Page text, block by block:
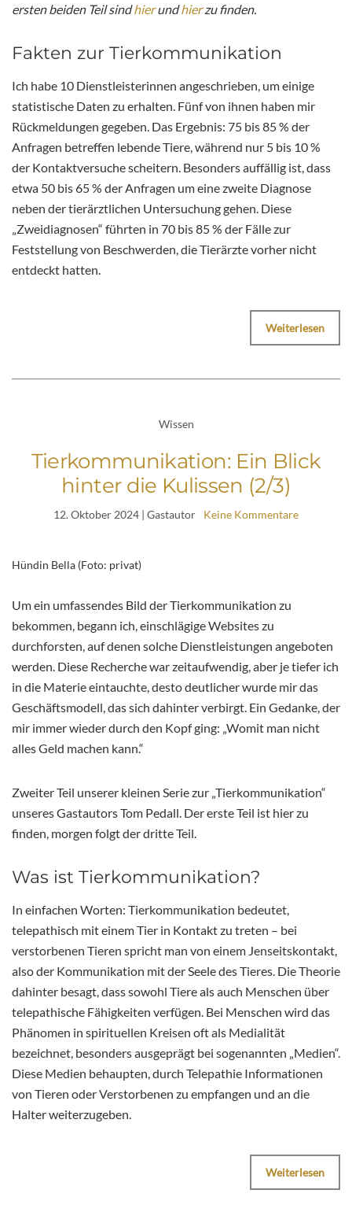
ersten beiden Teil sindhierundhierzu finden.
Fakten zur Tierkommunikation
Ich habe 10 Dienstleisterinnen angeschrieben, um einige
statistische Daten zu erhalten. Fünf von ihnen haben mir
Rückmeldungen gegeben. Das Ergebnis: 75 bis 85 % der
Anfragen betreffen lebende Tiere, während nur 5 bis 10 %
der Kontaktversuche scheitern. Besonders auffällig ist, dass
etwa 50 bis 65 % der Anfragen um eine zweite Diagnose
neben der tierärztlichen Untersuchung gehen. Diese
„Zweidiagnosen“ führten in 70 bis 85 % der Fälle zur
Feststellung von Beschwerden, die Tierärzte vorher nicht
entdeckt hatten.
Weiterlesen
Wissen
Tierkommunikation: Ein Blick
hinter die Kulissen (2/3)
12. Oktober 2024 | Gastautor Keine Kommentare
Hündin Bella (Foto: privat)
Um ein umfassendes Bild der Tierkommunikation zu
bekommen, begann ich, einschlägige Websites zu
durchforsten, auf denen solche Dienstleistungen angeboten
werden. Diese Recherche war zeitaufwendig, aber je tiefer ich
in die Materie eintauchte, desto deutlicher wurde mir das
Geschäftsmodell, das sich dahinter verbirgt. Ein Gedanke, der
mir immer wieder durch den Kopf ging: „Womit man nicht
alles Geld machen kann.“
Zweiter Teil unserer kleinen Serie zur „Tierkommunikation“
unseres Gastautors Tom Pedall. Der erste Teil ist hier zu
finden, morgen folgt der dritte Teil.
Was ist Tierkommunikation?
In einfachen Worten: Tierkommunikation bedeutet,
telepathisch mit einem Tier in Kontakt zu treten – bei
verstorbenen Tieren spricht man von einem Jenseitskontakt,
also der Kommunikation mit der Seele des Tieres. Die Theorie
dahinter besagt, dass sowohl Tiere als auch Menschen über
telepathische Fähigkeiten verfügen. Bei Menschen wird das
Phänomen in spirituellen Kreisen oft als Medialität
bezeichnet, besonders ausgeprägt bei sogenannten „Medien“.
Diese Medien behaupten, durch Telepathie Informationen
von Tieren oder Verstorbenen zu empfangen und an die
Halter weiterzugeben.
Weiterlesen